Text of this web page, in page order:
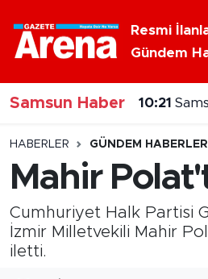
Resmi
Gündem
Samsun Haber 10:16
HABERLER GÜNDEM HABERLERI
Mahir
Cumhuriyet Halk Partisi
İzmir Milletvekili Mahir
iletti.
Eczaneler
Namaz Vakitleri
Puan Durumu ve Fikstür